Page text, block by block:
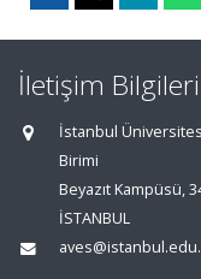
İletişim Bilgileri
İstanbul
Birimi
Beyazıt Kampüsü,
İSTANBUL